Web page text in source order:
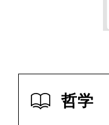
哲学